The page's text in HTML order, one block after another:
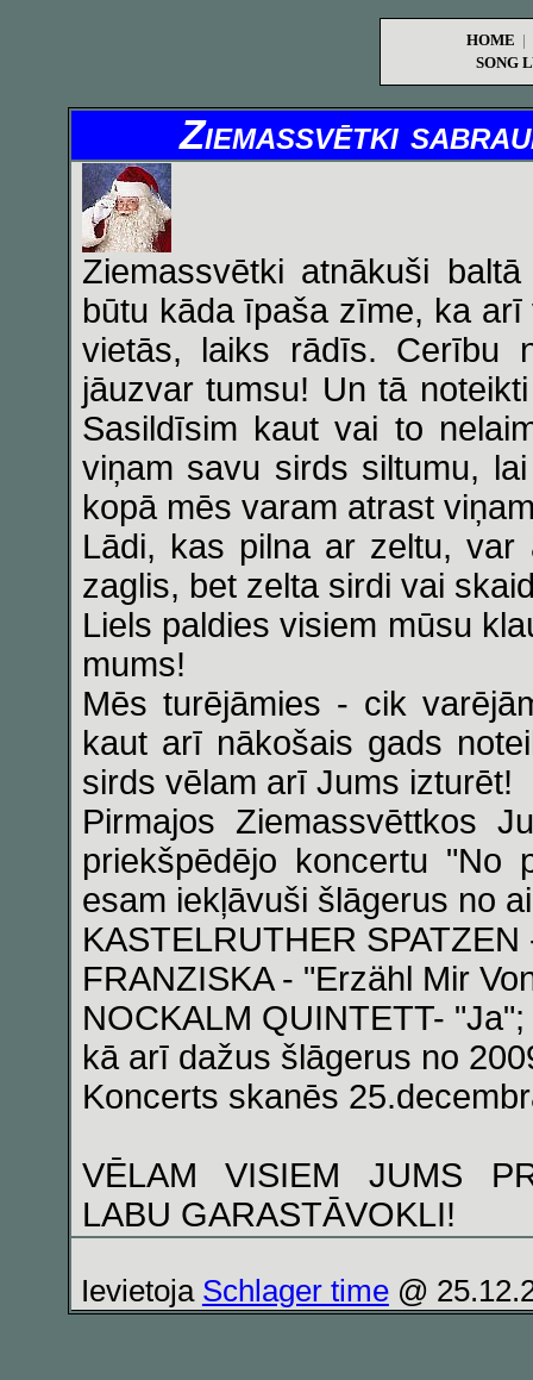
HOME |
SONG
Ziemassvētki
Ziemassvētki atnākuši
būtu kāda īpaša zīme, ka
vietās, laiks rādīs. Cerību
jāuzvar tumsu! Un tā
Sasildīsim kaut vai to
viņam savu sirds siltumu,
kopā mēs varam atrast
Lādi, kas pilna ar zeltu, var
zaglis, bet zelta sirdi vai
Liels paldies visiem mūsu
mums!
Mēs turējāmies - cik
kaut arī nākošais gads
sirds vēlam arī Jums izturēt!
Pirmajos Ziemassvēttkos
priekšpēdējo koncertu "No
esam iekļāvuši šlāgerus no
KASTELRUTHER
FRANZISKA - "Erzähl Mir
NOCKALM QUINTETT- "Ja";
kā arī dažus šlāgerus no
Koncerts skanēs
VĒLAM VISIEM JUMS
LABU GARASTĀVOKLI!
Ievietoja Schlager time@